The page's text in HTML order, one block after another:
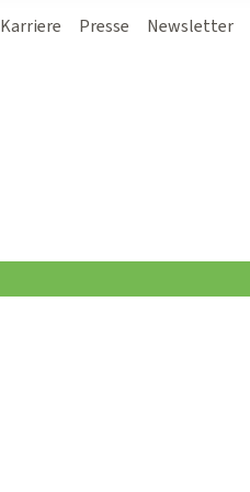
Karriere Presse Newsletter